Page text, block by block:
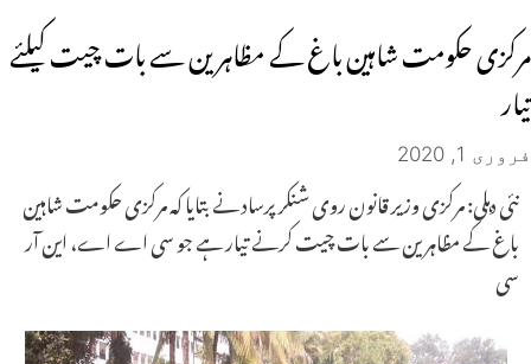
مرکزی حکومت شاہین باغ کے مظاہرین سے بات چیت کیلئے
تیار
فروری 1, 2020
نئی دہلی: مرکزی وزیر قانون روی شنکر پرساد نے بتایا کہ مرکزی حکومت شاہین
باغ کے مظاہرین سے بات چیت کرنے تیار ہے جو سی اے اے، این آر
سی